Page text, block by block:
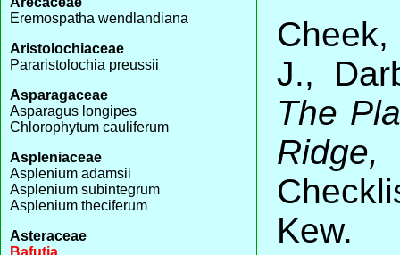
Eremospatha wendlandiana
Aristolochiaceae
Pararistolochia preussii
Asparagaceae
Asparagus longipes
Chlorophytum cauliferum
Aspleniaceae
Asplenium adamsii
Asplenium subintegrum
Asplenium theciferum
Asteraceae
Bafutia
J.,
The
Ridge,
Kew.